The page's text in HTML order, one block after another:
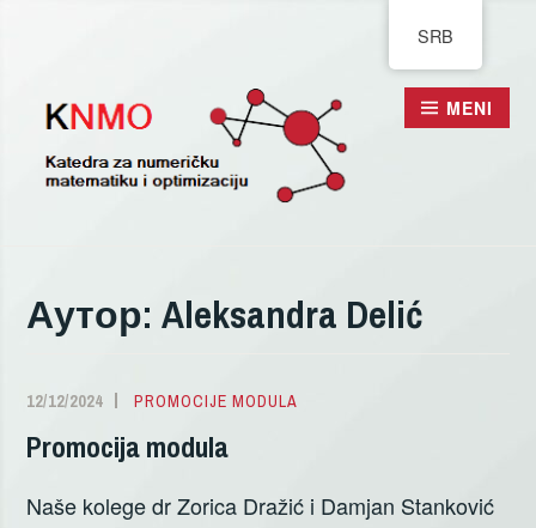
MENI
Аутор:Aleksandra Delić
12/12/2024
ALEKSANDRA
PROMOCIJE MODULA
Promocija modula
Naše kolege dr Zorica Dražić i Damjan Stanković
SRB